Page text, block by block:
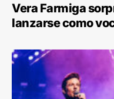
Vera Farmiga
lanzarse como